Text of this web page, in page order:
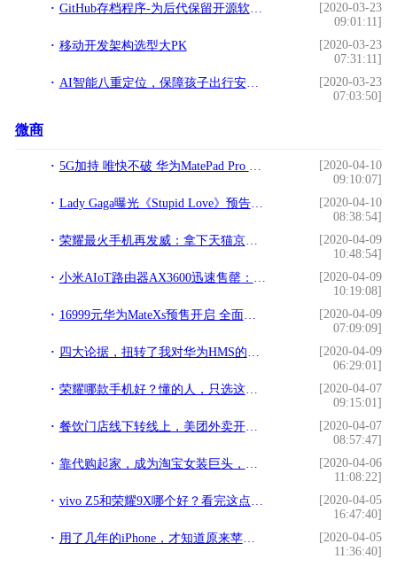
GitHub存档程序-为后代保留开源软件，代码可存储1000年
[2020-03-23
09:01:11]
移动开发架构选型大PK
[2020-03-23
07:31:11]
AI智能八重定位，保障孩子出行安全：360儿童电话手表评测
[2020-03-23
07:03:50]
微商
5G加持 唯快不破 华为MatePad Pro 5G平板正式发布
[2020-04-10
09:10:07]
Lady Gaga曝光《Stupid Love》预告片：苹果iPhone 11 Pro录制
[2020-04-10
08:38:54]
荣耀最火手机再发威：拿下天猫京东苏宁销量冠军
[2020-04-09
10:48:54]
小米AIoT路由器AX3600迅速售罄：支持WiFi 6 599元
[2020-04-09
10:19:08]
16999元华为MateXs预售开启 全面升级彰显实力
[2020-04-09
07:09:09]
四大论据，扭转了我对华为HMS的悲观预期「华为EMUI技巧集」
[2020-04-09
06:29:01]
荣耀哪款手机好？懂的人，只选这几款！拍照、游戏全面碾压同价位
[2020-04-07
09:15:01]
餐饮门店线下转线上，美团外卖开通审核绿色通道：当天可营业
[2020-04-07
08:57:47]
靠代购起家，成为淘宝女装巨头，还被哈佛商学院写进教学案例
[2020-04-06
11:08:22]
vivo Z5和荣耀9X哪个好？看完这点我果断选择了前者
[2020-04-05
16:47:40]
用了几年的iPhone，才知道原来苹果手机也有“游戏模式”
[2020-04-05
11:36:40]